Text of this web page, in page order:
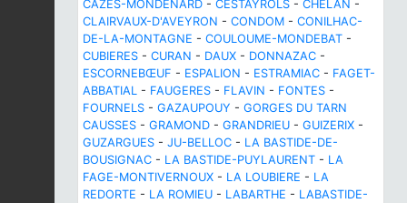
CAZES-MONDENARD - CESTAYROLS - CHELAN -
CLAIRVAUX-D'AVEYRON - CONDOM - CONILHAC-
DE-LA-MONTAGNE - COULOUME-MONDEBAT -
CUBIERES - CURAN - DAUX - DONNAZAC -
ESCORNEBŒUF - ESPALION - ESTRAMIAC - FAGET-
ABBATIAL - FAUGERES - FLAVIN - FONTES -
FOURNELS - GAZAUPOUY - GORGES DU TARN
CAUSSES - GRAMOND - GRANDRIEU - GUIZERIX -
GUZARGUES - JU-BELLOC - LA BASTIDE-DE-
BOUSIGNAC - LA BASTIDE-PUYLAURENT - LA
FAGE-MONTIVERNOUX - LA LOUBIERE - LA
REDORTE - LA ROMIEU - LABARTHE - LABASTIDE-